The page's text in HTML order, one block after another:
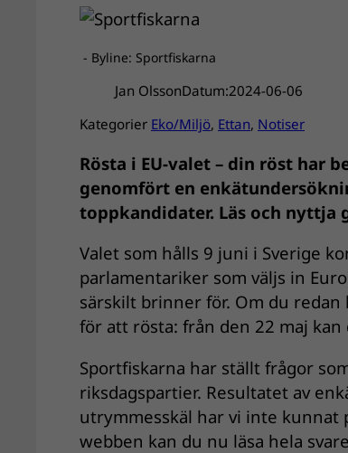
- Byline: Sportfiskarna
Jan OlssonDatum:2024-06-06
Kategorier Eko/Miljö, Ettan, Notiser
Rösta i EU-valet – din röst har
genomfört en
toppkandidater. Läs och nyttja
Valet som hålls 9 juni i Sverige
parlamentariker som väljs in
särskilt brinner för. Om du
för att rösta: från den 22 maj
Sportfiskarna har ställt frågor
riksdagspartier. Resultatet av
utrymmesskäl har vi inte kunnat
webben kan du nu läsa hela